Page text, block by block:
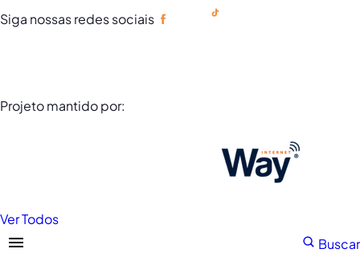
Siga nossas redes sociais
Projeto mantido por:
Ver Todos
Buscar